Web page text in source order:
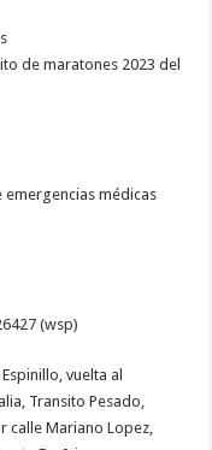
de maratones 2023 del
médicas
(wsp)
vuelta al
Transito Pesado,
calle Mariano Lopez,